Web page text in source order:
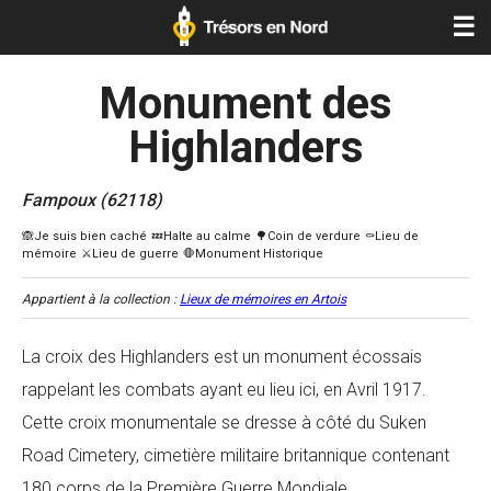
☰
Monument des
Highlanders
Fampoux (62118)
Appartient à la collection : Lieux de mémoires en Artois
La croix des Highlanders est un monument écossais
rappelant les combats ayant eu lieu ici, en Avril 1917.
Cette croix monumentale se dresse à côté du Suken
Road Cimetery, cimetière militaire britannique contenant